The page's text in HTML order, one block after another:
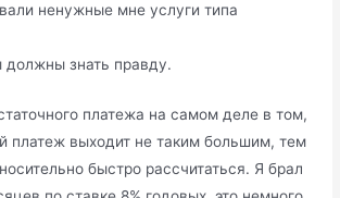
ненужные мне услуги типа
должны знать правду.
платежа на самом деле в том,
платеж выходит не таким большим, тем
быстро рассчитаться. Я брал